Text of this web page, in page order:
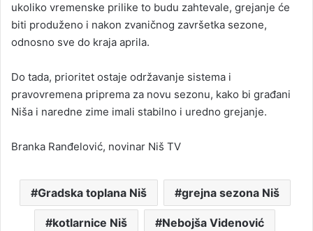
ukoliko vremenske prilike to budu zahtevale, grejanje će
biti produženo i nakon zvaničnog završetka sezone,
odnosno sve do kraja aprila.
Do tada, prioritet ostaje održavanje sistema i
pravovremena priprema za novu sezonu, kako bi građani
Niša i naredne zime imali stabilno i uredno grejanje.
Branka Ranđelović, novinar Niš TV
Gradska toplana Niš grejna sezona Niš
kotlarnice Niš Nebojša Videnović